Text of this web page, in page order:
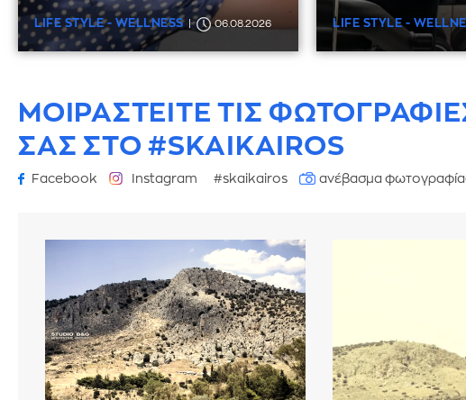
LIFE STYLE - WELLNESS 06.08.2026 LIFE STYLE -
ΜΟΙΡΑΣΤΕΙΤΕ ΤΙΣ
ΣΑΣ ΣΤΟ #SKAIKAIROS
Facebook Instagram #skaikairos ανέβασμα